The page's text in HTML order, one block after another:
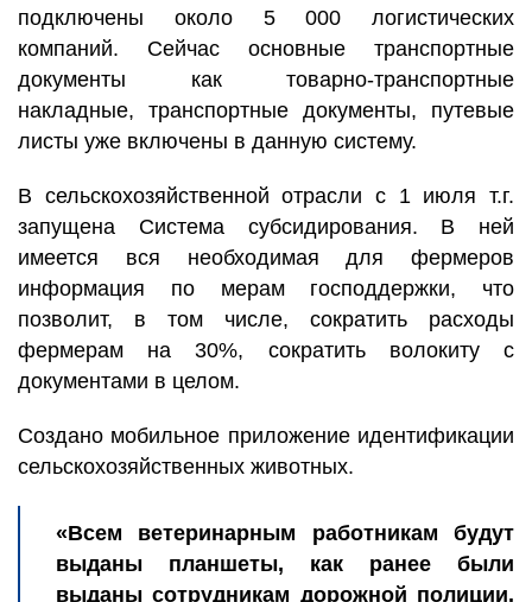
подключены около 5 000 логистических
компаний. Сейчас основные транспортные
документы как товарно-транспортные
накладные, транспортные документы, путевые
листы уже включены в данную систему.
В сельскохозяйственной отрасли с 1 июля т.г.
запущена Система субсидирования. В ней
имеется вся необходимая для фермеров
информация по мерам господдержки, что
позволит, в том числе, сократить расходы
фермерам на 30%, сократить волокиту с
документами в целом.
Создано мобильное приложение идентификации
сельскохозяйственных животных.
«Всем ветеринарным работникам будут
выданы планшеты, как ранее были
выданы сотрудникам дорожной полиции.